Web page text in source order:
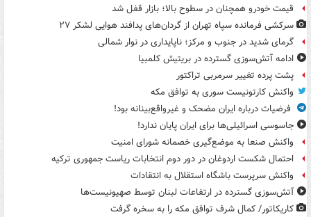
قیمت خودرو همچنان در سطوح بالا؛ بازار قفل شد
سرکشی فرمانده سپاه تهران از گردان‌های پدافند هوایی لشکر ۲۷
گرمای شدید در جنوب و مرکز؛ ناپایداری در نوار شمالی
ادامه آتش‌سوزی گسترده در بریتیش کلمبیا
پشت پرده تغییر سرمربی تراکتور
واکنش کارتونیست سوری به توافق مکه
فرضیات درباره ایران مضحک و غیرواقع‌بینانه بود!
جاسوسی اسرائیلی‌ها برای ایران پایان ندارد!
واکنش صنعا به موضع‌گیری خصمانه شورای امنیت
احتمال شکست اردوغان در دور دوم انتخابات ریاست جمهوری ترکیه
واکنش سرپرست باشگاه استقلال به انتقادات
آتش‌سوزی گسترده در ارتفاعات لبنان توسط صهیونیست‌ها
کاریکاتور/ کمال شرف توافق مکه را به سخره گرفت